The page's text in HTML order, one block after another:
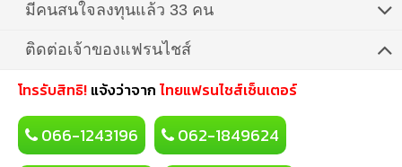
มีคนสนใจลงทุนแล้ว 33 คน
ติดต่อเจ้าของแฟรนไชส์
โทรรับสิทธิ! แจ้งว่าจาก ไทยแฟรนไชส์เซ็นเตอร์
066-1243196 062-1849624